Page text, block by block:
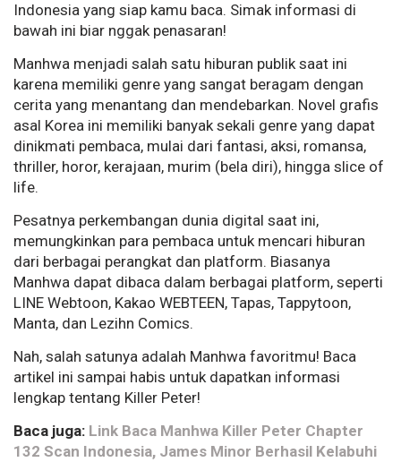
Indonesia yang siap kamu baca. Simak informasi di
bawah ini biar nggak penasaran!
Manhwa menjadi salah satu hiburan publik saat ini
karena memiliki genre yang sangat beragam dengan
cerita yang menantang dan mendebarkan. Novel grafis
asal Korea ini memiliki banyak sekali genre yang dapat
dinikmati pembaca, mulai dari fantasi, aksi, romansa,
thriller, horor, kerajaan, murim (bela diri), hingga slice of
life.
Pesatnya perkembangan dunia digital saat ini,
memungkinkan para pembaca untuk mencari hiburan
dari berbagai perangkat dan platform. Biasanya
Manhwa dapat dibaca dalam berbagai platform, seperti
LINE Webtoon, Kakao WEBTEEN, Tapas, Tappytoon,
Manta, dan Lezihn Comics.
Nah, salah satunya adalah Manhwa favoritmu! Baca
artikel ini sampai habis untuk dapatkan informasi
lengkap tentang Killer Peter!
Baca juga: Link Baca Manhwa Killer Peter Chapter
132 Scan Indonesia, James Minor Berhasil Kelabuhi